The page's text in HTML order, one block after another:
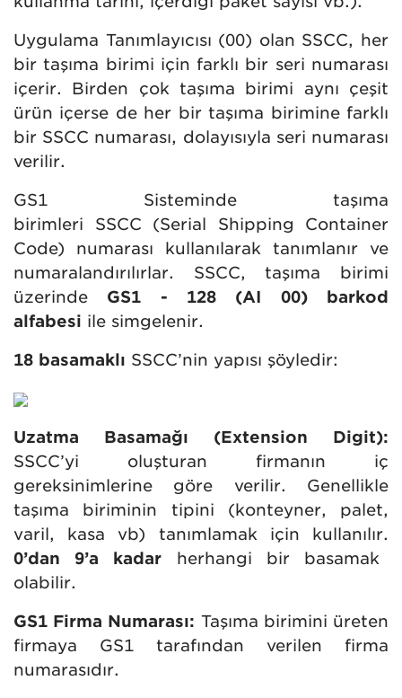
Uygulama Tanımlayıcısı (00) olan SSCC, her
bir taşıma birimi için farklı bir seri numarası
içerir. Birden çok taşıma birimi aynı çeşit
ürün içerse de her bir taşıma birimine farklı
bir SSCC numarası, dolayısıyla seri numarası
verilir.
GS1 Sisteminde taşıma
birimleri SSCC (Serial Shipping Container
Code) numarası kullanılarak tanımlanır ve
numaralandırılırlar. SSCC, taşıma birimi
üzerinde GS1 - 128 (AI 00) barkod
alfabesi ile simgelenir.
18 basamaklı SSCC’nin yapısı şöyledir:
Uzatma Basamağı (Extension Digit):
SSCC’yi oluşturan firmanın iç
gereksinimlerine göre verilir. Genellikle
taşıma biriminin tipini (konteyner, palet,
varil, kasa vb) tanımlamak için kullanılır.
0’dan 9’a kadar herhangi bir basamak
olabilir.
GS1 Firma Numarası: Taşıma birimini üreten
firmaya GS1 tarafından verilen firma
numarasıdır.